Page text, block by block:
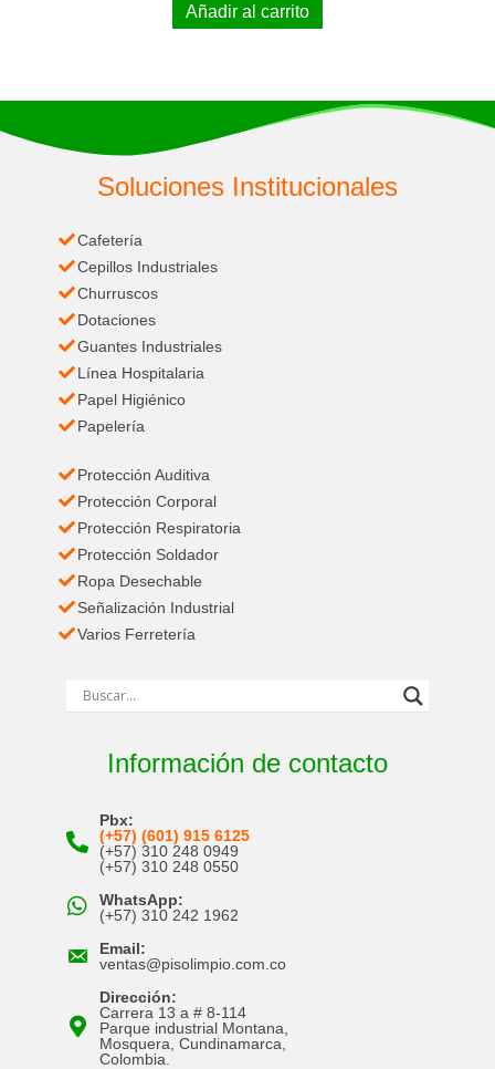
Añadir al carrito
Soluciones Institucionales
Cafetería
Cepillos Industriales
Churruscos
Dotaciones
Guantes Industriales
Línea Hospitalaria
Papel Higiénico
Papelería
Protección Auditiva
Protección Corporal
Protección Respiratoria
Protección Soldador
Ropa Desechable
Señalización Industrial
Varios Ferretería
Información de contacto
Pbx:
(+57) (601) 915 6125
(+57) 310 248 0949
(+57) 310 248 0550
WhatsApp:
(+57) 310 242 1962
Email:
ventas@pisolimpio.com.co
Dirección:
Carrera 13 a # 8-114
Parque industrial Montana,
Mosquera, Cundinamarca,
Colombia.